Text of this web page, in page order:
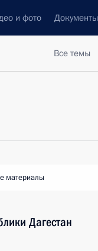
и фото Документы
Все темы
материалы
Дагестан